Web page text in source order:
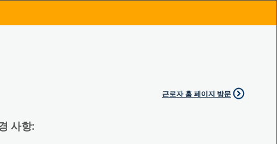
근로자 홈 페이지 방문
사항: